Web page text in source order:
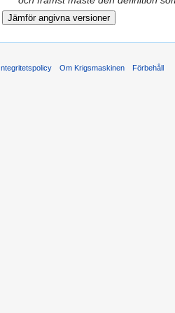
Integritetspolicy Om Krigsmaskinen Förbehåll